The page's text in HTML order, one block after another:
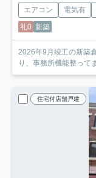
エアコン 電気有
礼0 新築
2026年9月竣工の新築
り、事務所機能整って
住宅付店舗戸建